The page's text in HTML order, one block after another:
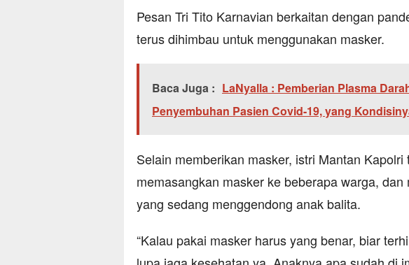
Pesan Tri Tito Karnavian berkaitan dengan
terus dihimbau untuk menggunakan masker.
Baca Juga : LaNyalla : Pemberian Plasma
Penyembuhan Pasien Covid-19, yang
Selain memberikan masker, istri Mantan
memasangkan masker ke beberapa warga,
yang sedang menggendong anak balita.
“Kalau pakai masker harus yang benar, biar